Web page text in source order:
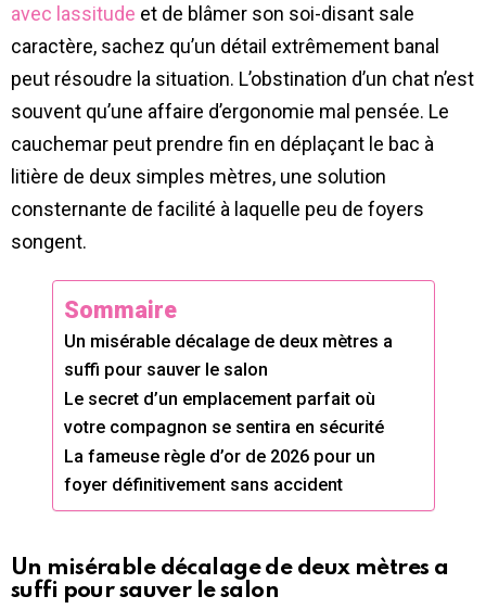
avec lassitude et de blâmer son soi-disant sale
caractère, sachez qu’un détail extrêmement banal
peut résoudre la situation. L’obstination d’un chat n’est
souvent qu’une affaire d’ergonomie mal pensée. Le
cauchemar peut prendre fin en déplaçant le bac à
litière de deux simples mètres, une solution
consternante de facilité à laquelle peu de foyers
songent.
Sommaire
Un misérable décalage de deux mètres a
suffi pour sauver le salon
Le secret d’un emplacement parfait où
votre compagnon se sentira en sécurité
La fameuse règle d’or de 2026 pour un
foyer définitivement sans accident
Un misérable décalage de deux mètres a
suffi pour sauver le salon